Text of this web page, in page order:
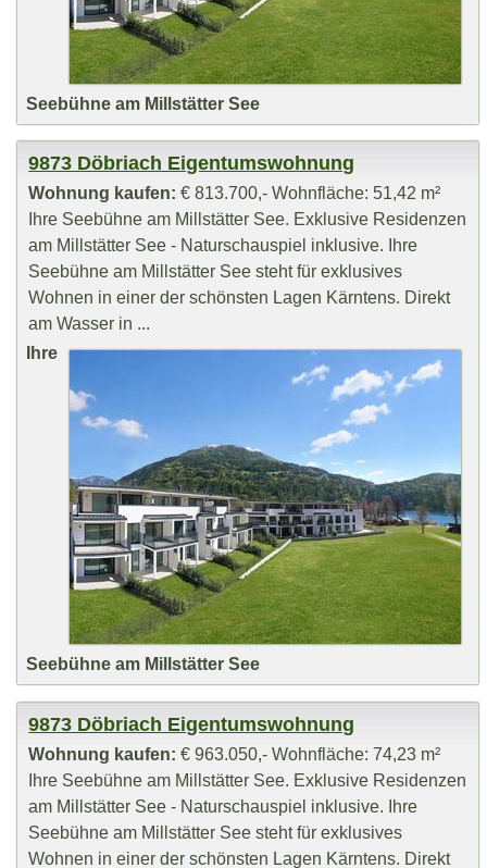
Seebühne am Millstätter See
9873 Döbriach Eigentumswohnung
Wohnung kaufen: € 813.700,- Wohnfläche: 51,42 m²
Ihre Seebühne am Millstätter See. Exklusive Residenzen
am Millstätter See - Naturschauspiel inklusive. Ihre
Seebühne am Millstätter See steht für exklusives
Wohnen in einer der schönsten Lagen Kärntens. Direkt
am Wasser in ...
Ihre
Seebühne am Millstätter See
9873 Döbriach Eigentumswohnung
Wohnung kaufen: € 963.050,- Wohnfläche: 74,23 m²
Ihre Seebühne am Millstätter See. Exklusive Residenzen
am Millstätter See - Naturschauspiel inklusive. Ihre
Seebühne am Millstätter See steht für exklusives
Wohnen in einer der schönsten Lagen Kärntens. Direkt